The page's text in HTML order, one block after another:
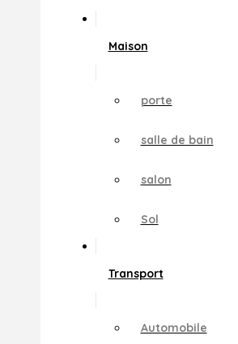
Maison
porte
salle de bain
salon
Sol
Transport
Automobile